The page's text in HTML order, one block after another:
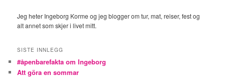
Jeg heter Ingeborg Korme og jeg blogger om tur, mat, reiser, fest og
alt annet som skjer i livet mitt.
SISTE INNLEGG
#åpenbarefakta om Ingeborg
Att göra en sommar